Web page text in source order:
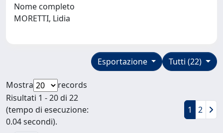
Nome completo
MORETTI, Lidia
Tutti (22)
Esportazione
Mostra
records
Risultati 1 - 20 di 22
(tempo di esecuzione:
0.04 secondi).
1 2